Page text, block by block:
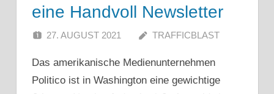
eine Handvoll Newsletter
27. AUGUST 2021 TRAFFICBLAST
Das amerikanische Medienunternehmen
Politico ist in Washington eine gewichtige